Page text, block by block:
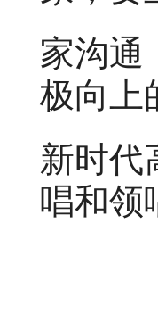
家沟通
极向上
新时代
唱和领